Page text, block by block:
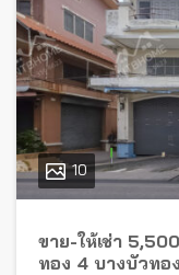
10
ขาย-ให้เช่า
ทอง 4 บางบัวทอง